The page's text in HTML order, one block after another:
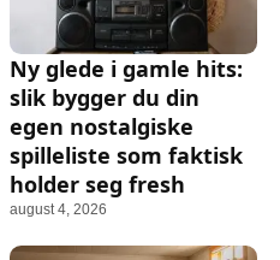
Ny glede i gamle hits:
slik bygger du din
egen nostalgiske
spilleliste som faktisk
holder seg fresh
august 4, 2026